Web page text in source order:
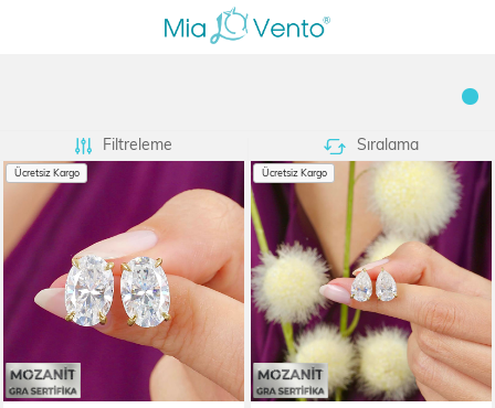
Filtreleme Sıralama
Ücretsiz Kargo Ücretsiz Kargo